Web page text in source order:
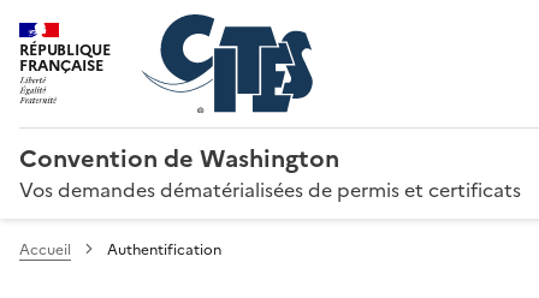
RÉPUBLIQUE
FRANÇAISE
Convention de Washington
Vos demandes dématérialisées de permis et certificats
Accueil Authentification